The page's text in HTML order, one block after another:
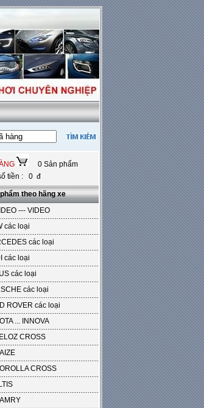
phí 100% công lắp đặt
0 Sản phẩm
tiền : 0 đ
theo hãng xe
--- VIDEO
các loại
các loại
các loại
các loại
các loại
ROVER các loại
... INNOVA
CROSS
CROSS